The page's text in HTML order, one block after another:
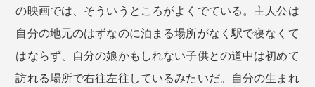
の映画では、そういうところがよくでている。主人公は
自分の地元のはずなのに泊まる場所がなく駅で寝なくて
はならず、自分の娘かもしれない子供との道中は初めて
訪れる場所で右往左往しているみたいだ。自分の生まれ